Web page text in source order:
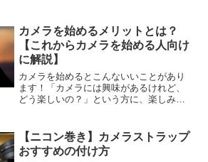
カメラを始めるメリットとは？
【これからカメラを始める人向け
に解説】
カメラを始めるとこんないいことがあり
ます！「カメラには興味があるけれど、
どう楽しいの？」という方に、楽しみ方
【ニコン巻き】カメラストラップ
おすすめの付け方